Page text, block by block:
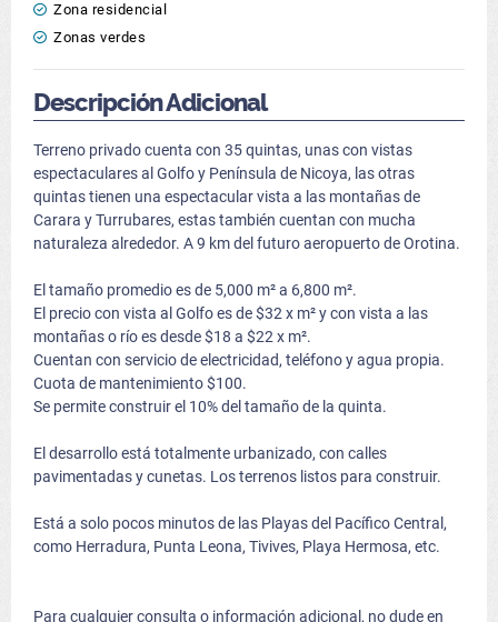
Zona residencial
Zonas verdes
Descripción Adicional
Terreno privado cuenta con 35 quintas, unas con vistas
espectaculares al Golfo y Península de Nicoya, las otras
quintas tienen una espectacular vista a las montañas de
Carara y Turrubares, estas también cuentan con mucha
naturaleza alrededor. A 9 km del futuro aeropuerto de Orotina.
El tamaño promedio es de 5,000 m² a 6,800 m².
El precio con vista al Golfo es de $32 x m² y con vista a las
montañas o río es desde $18 a $22 x m².
Cuentan con servicio de electricidad, teléfono y agua propia.
Cuota de mantenimiento $100.
Se permite construir el 10% del tamaño de la quinta.
El desarrollo está totalmente urbanizado, con calles
pavimentadas y cunetas. Los terrenos listos para construir.
Está a solo pocos minutos de las Playas del Pacífico Central,
como Herradura, Punta Leona, Tivives, Playa Hermosa, etc.
Para cualquier consulta o información adicional, no dude en